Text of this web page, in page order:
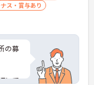
ス・賞与あり
の募
にで